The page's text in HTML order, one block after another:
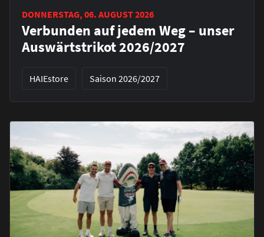
DONNERSTAG, 06. AUGUST 2026
Verbunden auf jedem Weg – unser
Auswärtstrikot 2026/2027
HAIEstore Saison 2026/2027